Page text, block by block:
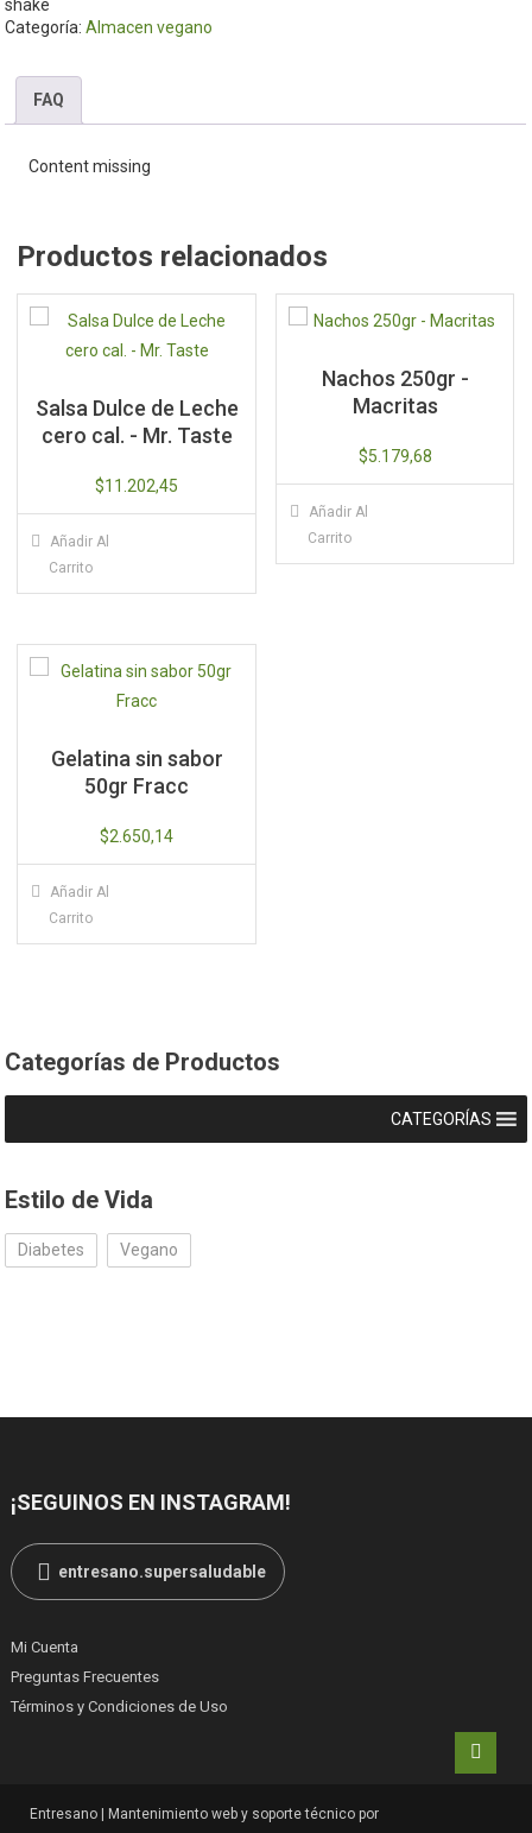
Sabor
Anana
-
Alimentos
Categoría:Almacen vegano
FAQ
Content missing
Productos relacionados
Salsa Dulce de Leche
cero cal. - Mr. Taste
$11.202,45
Añadir Al
Carrito
Nachos 250gr -
Macritas
$5.179,68
Añadir Al
Carrito
Gelatina sin sabor
50gr Fracc
$2.650,14
Añadir Al
Carrito
Categorías de Productos
CATEGORÍAS
Estilo de Vida
Diabetes Vegano
¡SEGUINOS EN INSTAGRAM!
entresano.supersaludable
Mi Cuenta
Preguntas Frecuentes
Términos y Condiciones de Uso
Entresano Mantenimiento web y soporte técnico por